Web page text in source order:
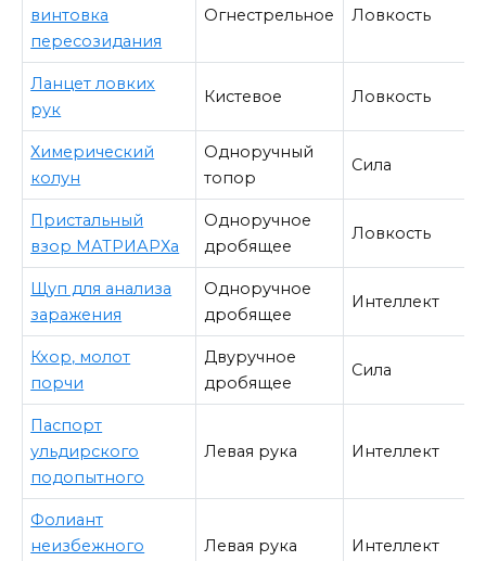
винтовка
пересозидания
Огнестрельное Ловкость
Ланцет ловких
рук
Кистевое Ловкость
Химерический
колун
Одноручный
топор
Сила
Пристальный
взор МАТРИАРХа
Одноручное
дробящее
Ловкость
Щуп для анализа
заражения
Одноручное
дробящее
Интеллект
Кхор, молот
порчи
Двуручное
дробящее
Сила
Паспорт
ульдирского
подопытного
Левая рука Интеллект
Фолиант
неизбежного
Левая рука Интеллект